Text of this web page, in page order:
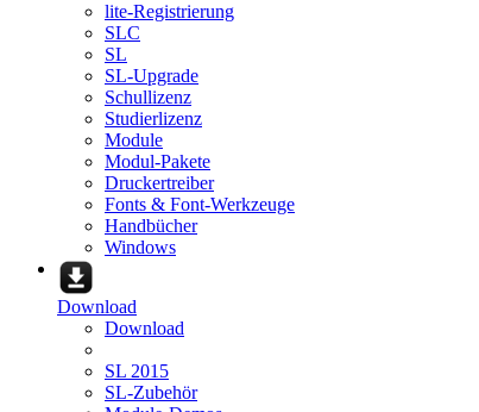
lite-Registrierung
SLC
SL
SL-Upgrade
Schullizenz
Studierlizenz
Module
Modul-Pakete
Druckertreiber
Fonts & Font-Werkzeuge
Handbücher
Windows
Download
Download
SL 2015
SL-Zubehör